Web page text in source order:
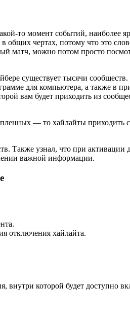
то момент событий, наиболее
чертах, потому что это
можно потом просто
существует тысячи
для компьютера, а также в
вам будет приходить из
— то хайлайты приходить
Также узнал, что при
важной информации.
отключения хайлайта.
внутри которой будет доступно